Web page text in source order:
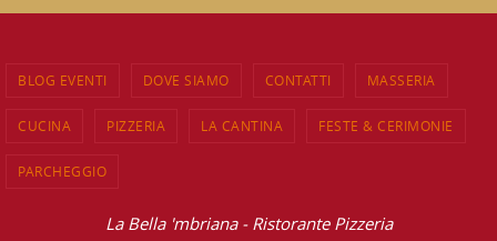
BLOG EVENTI DOVE SIAMO CONTATTI MASSERIA
CUCINA PIZZERIA LA CANTINA FESTE & CERIMONIE
PARCHEGGIO
La Bella 'mbriana - Ristorante Pizzeria